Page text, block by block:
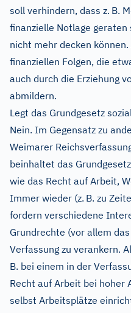
soll verhindern, dass z. B.
finanzielle Notlage
nicht mehr decken
finanziellen Folgen, die
auch durch die Erziehung
abmildern.
Legt das Grundgesetz
Nein. Im Gegensatz zu
Weimarer
beinhaltet das
wie das Recht auf Arbeit,
Immer wieder (z. B. zu
fordern verschiedene
Grundrechte (vor allem
Verfassung zu verankern.
B. bei einem in der
Recht auf Arbeit bei
selbst Arbeitsplätze